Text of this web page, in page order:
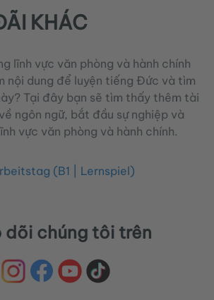
KHÁC
lĩnh vực văn phòng và hành chính
nội dung để luyện tiếng Đức và tìm
Tại đây bạn sẽ tìm thấy thêm tài
ngôn ngữ, bắt đầu sự nghiệp và
vực văn phòng và hành chính.
(B1 | Lernspiel)
dõi chúng tôi trên